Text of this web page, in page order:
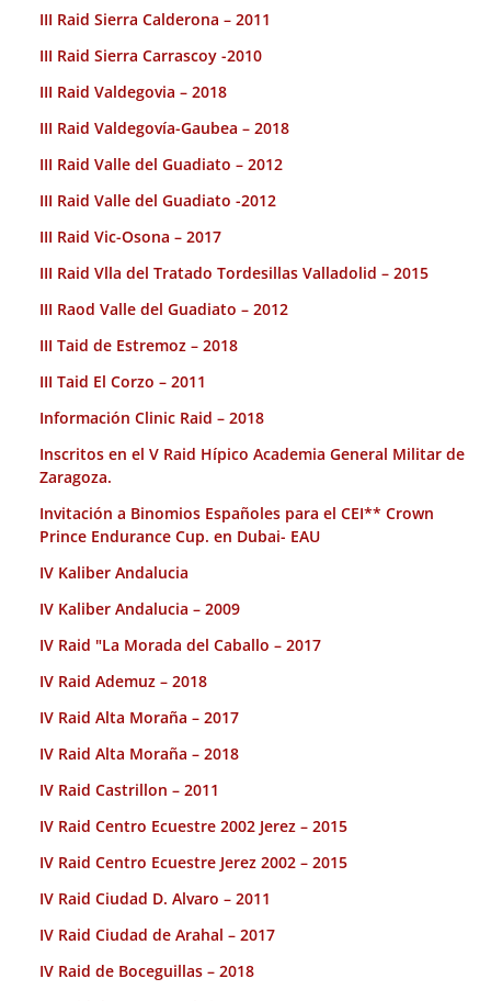
III Raid Sierra Calderona – 2011
III Raid Sierra Carrascoy -2010
III Raid Valdegovia – 2018
III Raid Valdegovía-Gaubea – 2018
III Raid Valle del Guadiato – 2012
III Raid Valle del Guadiato -2012
III Raid Vic-Osona – 2017
III Raid Vlla del Tratado Tordesillas Valladolid – 2015
III Raod Valle del Guadiato – 2012
III Taid de Estremoz – 2018
III Taid El Corzo – 2011
Información Clinic Raid – 2018
Inscritos en el V Raid Hípico Academia General Militar de
Zaragoza.
Invitación a Binomios Españoles para el CEI** Crown
Prince Endurance Cup. en Dubai- EAU
IV Kaliber Andalucia
IV Kaliber Andalucia – 2009
IV Raid "La Morada del Caballo – 2017
IV Raid Ademuz – 2018
IV Raid Alta Moraña – 2017
IV Raid Alta Moraña – 2018
IV Raid Castrillon – 2011
IV Raid Centro Ecuestre 2002 Jerez – 2015
IV Raid Centro Ecuestre Jerez 2002 – 2015
IV Raid Ciudad D. Alvaro – 2011
IV Raid Ciudad de Arahal – 2017
IV Raid de Boceguillas – 2018